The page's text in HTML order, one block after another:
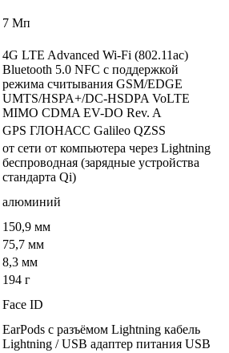
7 Мп
4G LTE Advanced Wi-Fi (802.11​ac)
Bluetooth 5.0 NFC с поддержкой
режима считывания GSM/EDGE
UMTS/​HSPA+/​DC-HSDPA VoLTE
MIMO CDMA EV-DO Rev. A
GPS ГЛОНАСС Galileo QZSS
от сети от компьютера через Lightning
беспроводная (зарядные устройства
стандарта Qi)
алюминий
150,9 мм
75,7 мм
8,3 мм
194 г
Face ID
EarPods с разъёмом Lightning кабель
Lightning / USB адаптер питания USB